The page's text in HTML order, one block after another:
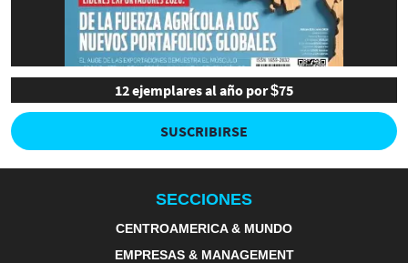
12 ejemplares al año por $75
SUSCRIBIRSE
SECCIONES
CENTROAMERICA & MUNDO
EMPRESAS & MANAGEMENT